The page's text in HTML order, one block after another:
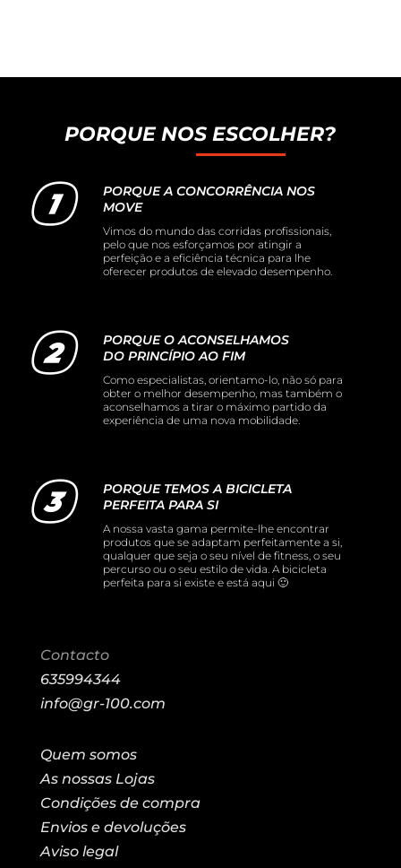
PORQUE NOS ESCOLHER?
PORQUE A CONCORRÊNCIA NOS
MOVE
Vimos do mundo das corridas profissionais,
pelo que nos esforçamos por atingir a
perfeição e a eficiência técnica para lhe
oferecer produtos de elevado desempenho.
PORQUE O ACONSELHAMOS
DO PRINCÍPIO AO FIM
Como especialistas, orientamo-lo, não só para
obter o melhor desempenho, mas também o
aconselhamos a tirar o máximo partido da
experiência de uma nova mobilidade.
PORQUE TEMOS A BICICLETA
PERFEITA PARA SI
A nossa vasta gama permite-lhe encontrar
produtos que se adaptam perfeitamente a si,
qualquer que seja o seu nível de fitness, o seu
percurso ou o seu estilo de vida. A bicicleta
perfeita para si existe e está aqui 🙂
Contacto
635994344
info@gr-100.com
Quem somos
As nossas Lojas
Condições de compra
Envios e devoluções
Aviso legal